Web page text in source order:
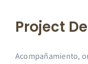
Project
Acompañamiento,